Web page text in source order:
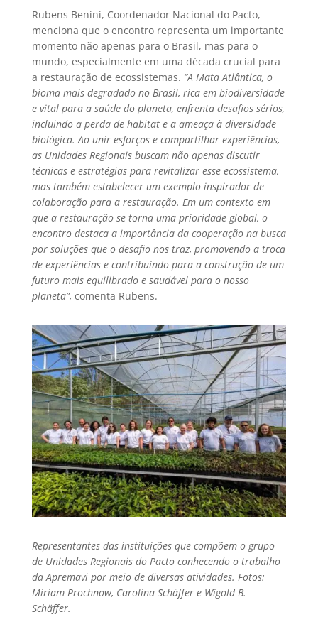
Rubens Benini, Coordenador Nacional do Pacto,
menciona que o encontro representa um importante
momento não apenas para o Brasil, mas para o
mundo, especialmente em uma década crucial para
a restauração de ecossistemas. “A Mata Atlântica, o
bioma mais degradado no Brasil, rica em biodiversidade
e vital para a saúde do planeta, enfrenta desafios sérios,
incluindo a perda de habitat e a ameaça à diversidade
biológica. Ao unir esforços e compartilhar experiências,
as Unidades Regionais buscam não apenas discutir
técnicas e estratégias para revitalizar esse ecossistema,
mas também estabelecer um exemplo inspirador de
colaboração para a restauração. Em um contexto em
que a restauração se torna uma prioridade global, o
encontro destaca a importância da cooperação na busca
por soluções que o desafio nos traz, promovendo a troca
de experiências e contribuindo para a construção de um
futuro mais equilibrado e saudável para o nosso
planeta”, comenta Rubens.
Representantes das instituições que compõem o grupo
de Unidades Regionais do Pacto conhecendo o trabalho
da Apremavi por meio de diversas atividades. Fotos:
Miriam Prochnow, Carolina Schäffer e Wigold B.
Schäffer.